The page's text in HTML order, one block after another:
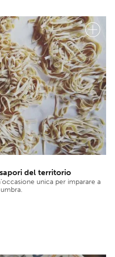
del territorio
unica per imparare a